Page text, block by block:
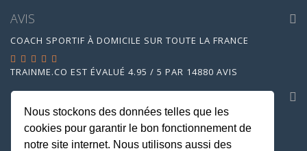
AVIS
COACH SPORTIF À DOMICILE SUR TOUTE LA FRANCE
TRAINME.CO EST ÉVALUÉ 4.95 / 5 PAR 14880 AVIS
SOCIETE
MENTIONS LEGALES
CGU
Nous stockons des données telles que les
cookies pour garantir le bon fonctionnement de
notre site internet. Nous utilisons aussi des